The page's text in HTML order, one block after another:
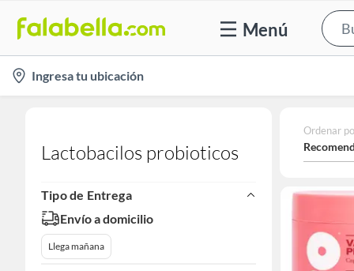
Menú
location-
icon
Ingresa tu ubicación
Lactobacilos probioticos
Tipo de Entrega
Envío a domicilio
Llega mañana
Ordenar